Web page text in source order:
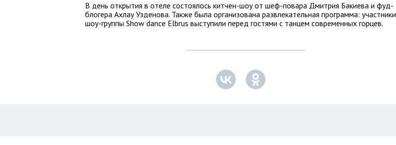
В день открытия в отеле состоялось китчен-шоу от шеф-повара Дмитрия Бакиева и фуд-
блогера Ахлау Узденова. Также была организована развлекательная программа: участники
шоу-группы Show dance Elbrus выступили перед гостями с танцем современных горцев.